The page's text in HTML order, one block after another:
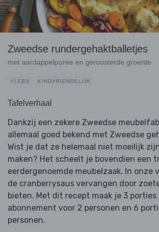
Zweedse rundergehaktballetjes
met aardappelpuree en geroosterde groente
VLEES KINDVRIENDELIJK
Tafelverhaal
Dankzij een zekere Zweedse
allemaal goed bekend met Zweedse
Wist je dat ze helemaal niet moeilijk
maken? Het scheelt je bovendien een
eerdergenoemde meubelzaak. In onze
de cranberrysaus vervangen door
bieten. Met dit recept maak je 3 porties
abonnement voor 2 personen en 6
personen.